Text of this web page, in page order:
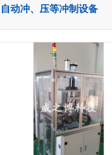
自动冲、压等冲制设备